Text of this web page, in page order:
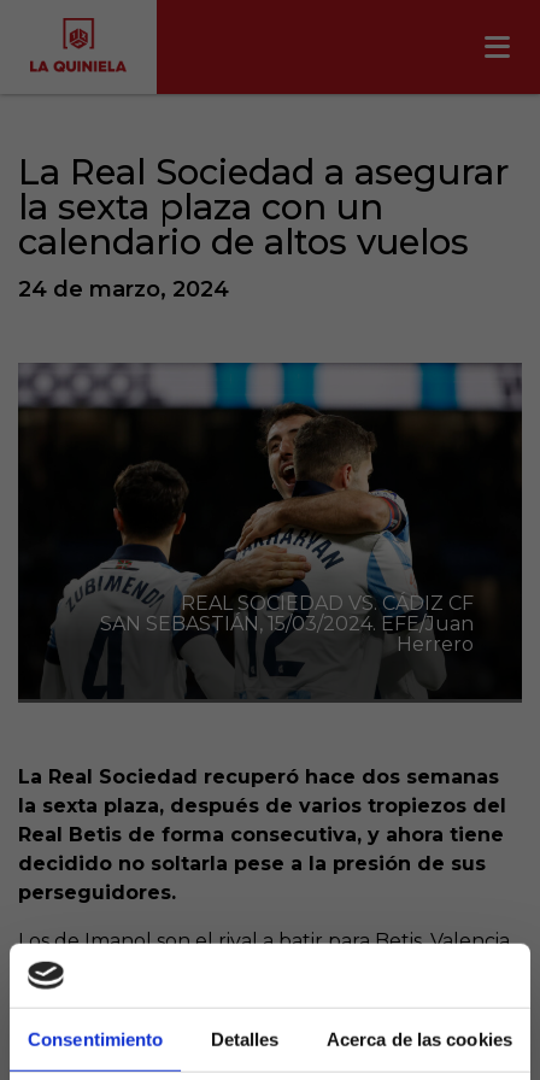
Consentimiento Detalles Acerca de las cookies
La Real Sociedad a asegurar
la sexta plaza con un
calendario de altos vuelos
24 de marzo, 2024
REAL SOCIEDAD VS. CÁDIZ CF
SAN SEBASTIÁN, 15/03/2024. EFE/Juan
Herrero
La Real Sociedad recuperó hace dos semanas
la sexta plaza, después de varios tropiezos del
Real Betis de forma consecutiva, y ahora tiene
decidido no soltarla pese a la presión de sus
perseguidores.
Los de Imanol son el rival a batir para Betis, Valencia,
Las Palmas, Getafe, Osasuna y Villarreal, que confían
algún tropiezo de los donostiarras para